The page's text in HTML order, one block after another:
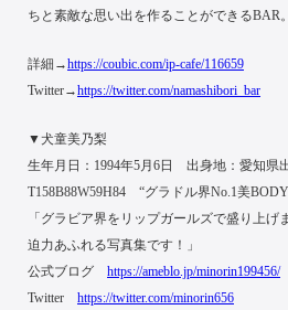
ちと素敵な思い出を作ることができるBAR
詳細→https://coubic.com/ip-cafe/116659
Twitter→https://twitter.com/namashibori_bar
▼犬童美乃梨
生年月日：1994年5月6日 出身地：愛知県
T158B88W59H84 “グラドル界No.1美
「グラビア界をリップガールズで盛り上
迫力あふれる写真集です！」
公式ブログ https://ameblo.jp/minorin199456/
Twitter https://twitter.com/minorin656